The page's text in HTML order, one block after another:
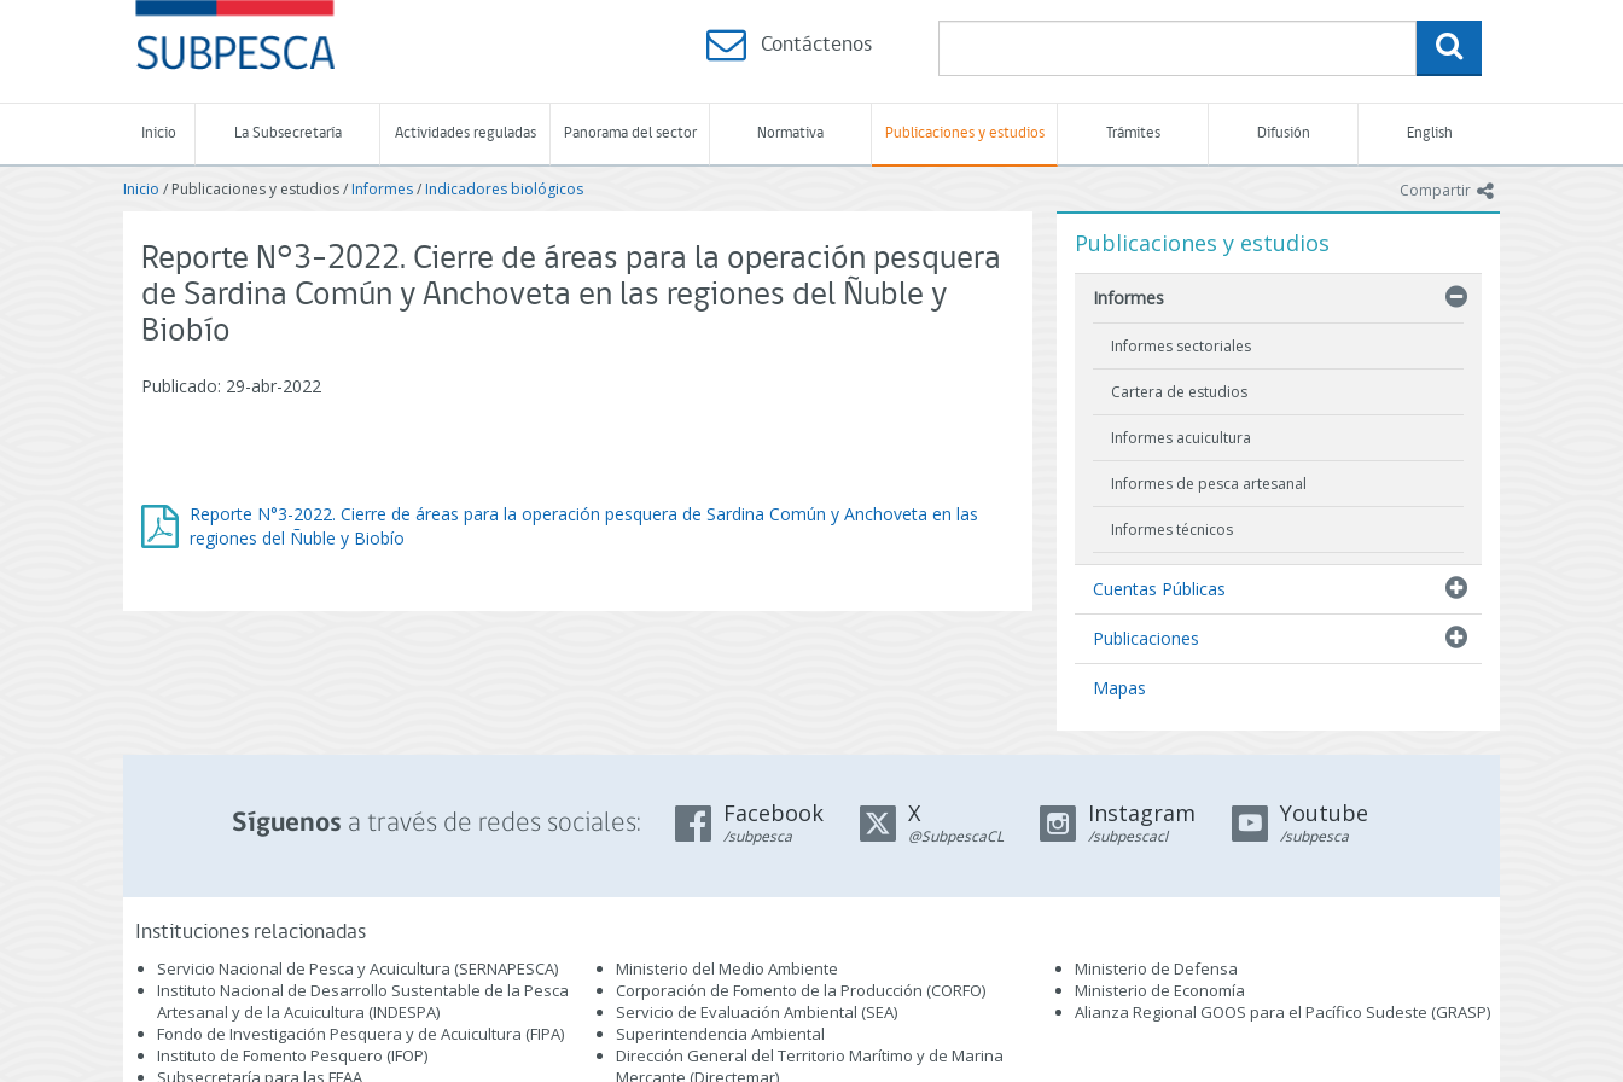
-
Subsecretaría
de
Pesca
Acuicultura
-
de
Chile
Contáctenos
Inicio La Subsecretaría Actividades reguladas Panorama del sector Normativa Publicaciones y estudios Trámites Difusión English
Compartir icono
Inicio / Publicaciones y estudios /Informes/ Indicadores biológicos
Reporte N°3-2022. Cierre de áreas para la operación pesquera
de Sardina Común y Anchoveta en las regiones del Ñuble y
Biobío
Publicado: 29-abr-2022
Reporte N°3-2022. Cierre de áreas para la operación pesquera de Sardina Común y Anchoveta en las
regiones del Ñuble y Biobío
Publicaciones y estudios
Informes
Informes sectoriales
Cartera de estudios
Informes acuicultura
Informes de pesca artesanal
Informes técnicos
Resultados de Pescas de Investigación
Cuentas Públicas
Publicaciones
Mapas
Síguenos a través de redes sociales: Facebook
/subpesca
X
@SubpescaCL
Instagram
/subpescacl
Youtube
/subpesca
Instituciones relacionadas
Servicio Nacional de Pesca y Acuicultura (SERNAPESCA)
Instituto Nacional de Desarrollo Sustentable de la Pesca
Artesanal y de la Acuicultura (INDESPA)
Fondo de Investigación Pesquera y de Acuicultura (FIPA)
Instituto de Fomento Pesquero (IFOP)
Subsecretaría para las FFAA
Ministerio del Medio Ambiente
Corporación de Fomento de la Producción (CORFO)
Servicio de Evaluación Ambiental (SEA)
Superintendencia Ambiental
Dirección General del Territorio Marítimo y de Marina
Mercante (Directemar)
Ministerio de Defensa
Ministerio de Economía
Alianza Regional GOOS para el Pacífico Sudeste (GRASP)